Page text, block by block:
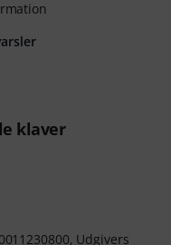
klaver
Udgivers